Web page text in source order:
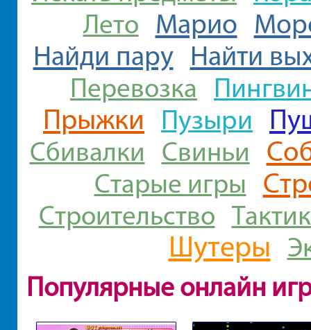
Лето Марио
Найди пару Найти
Перевозка
Прыжки Пузыри
Сбивалки Свиньи
Старые игры
Строительство
Шутеры
Популярные онлайн